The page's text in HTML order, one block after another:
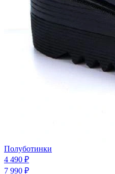
Полуботинки
4 490 ₽
7 990 ₽